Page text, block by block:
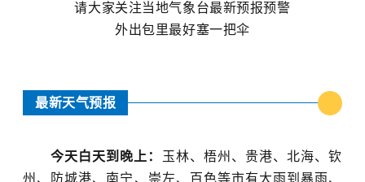
请大家关注当地气象台最新预报预警
外出包里最好塞一把伞
最新天气预报
今天白天到晚上：
玉林、梧州、贵港、北海、钦
州、防城港、南宁、崇左、百色等市有大雨到暴雨、